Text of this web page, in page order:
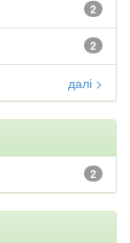
2
2
далі >
2